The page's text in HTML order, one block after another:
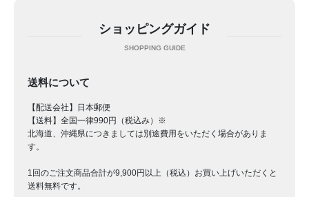
ショッピングガイド
送料について
【配送会社】日本郵便
【送料】全国一律990円（税込み）※
北海道、沖縄県につきましては別途費用をいただく場合がありま
す。
1回のご注文商品合計が9,900円以上（税込）お買い上げいただくと
送料無料です。